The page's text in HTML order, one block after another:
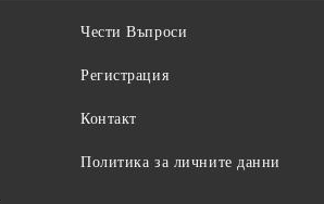
Чести Въпроси
Регистрация
Контакт
Политика за личните данни